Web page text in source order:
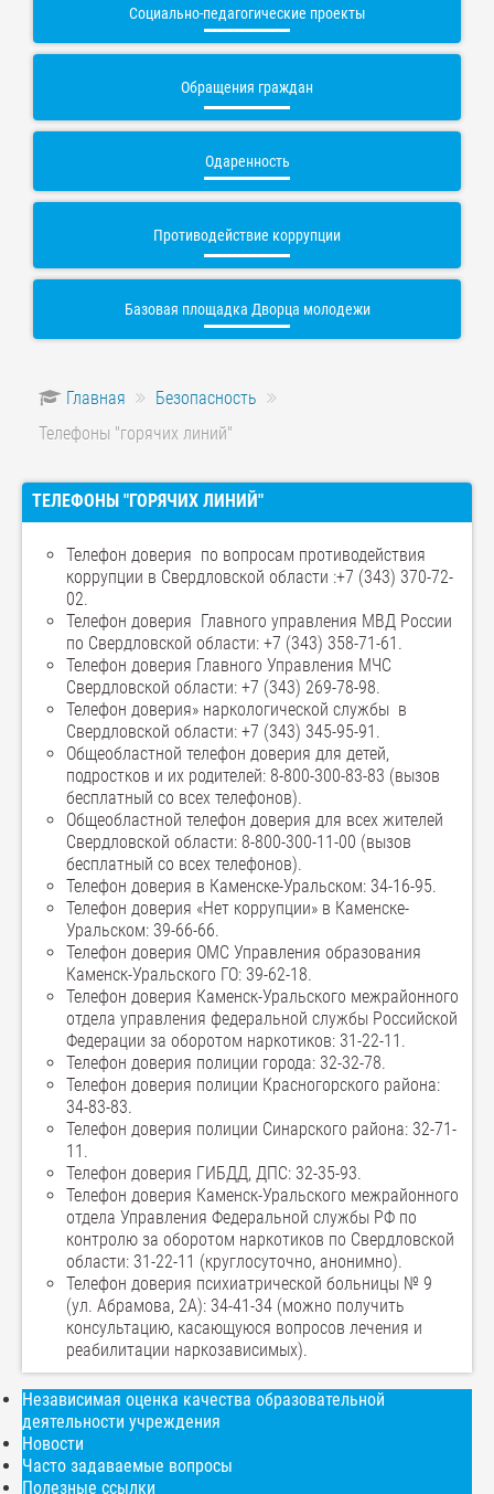
Социально-педагогические проекты
Обращения граждан
Одаренность
Противодействие коррупции
Базовая площадка Дворца молодежи
Главная
Безопасность
Телефоны "горячих линий"
ТЕЛЕФОНЫ "ГОРЯЧИХ ЛИНИЙ"
Телефон доверия по вопросам противодействия
коррупции в Свердловской области :+7 (343) 370-72-
02.
Телефон доверия Главного управления МВД России
по Свердловской области: +7 (343) 358-71-61.
Телефон доверия Главного Управления МЧС
Свердловской области: +7 (343) 269-78-98.
Телефон доверия» наркологической службы в
Свердловской области: +7 (343) 345-95-91.
Общеобластной телефон доверия для детей,
подростков и их родителей: 8-800-300-83-83 (вызов
бесплатный со всех телефонов).
Общеобластной телефон доверия для всех жителей
Свердловской области: 8-800-300-11-00 (вызов
бесплатный со всех телефонов).
Телефон доверия в Каменске-Уральском: 34-16-95.
Телефон доверия «Нет коррупции» в Каменске-
Уральском: 39-66-66.
Телефон доверия ОМС Управления образования
Каменск-Уральского ГО: 39-62-18.
Телефон доверия Каменск-Уральского межрайонного
отдела управления федеральной службы Российской
Федерации за оборотом наркотиков: 31-22-11.
Телефон доверия полиции города: 32-32-78.
Телефон доверия полиции Красногорского района:
34-83-83.
Телефон доверия полиции Синарского района: 32-71-
11.
Телефон доверия ГИБДД, ДПС: 32-35-93.
Телефон доверия Каменск-Уральского межрайонного
отдела Управления Федеральной службы РФ по
контролю за оборотом наркотиков по Свердловской
области: 31-22-11 (круглосуточно, анонимно).
Телефон доверия психиатрической больницы № 9
(ул. Абрамова, 2А): 34-41-34 (можно получить
консультацию, касающуюся вопросов лечения и
реабилитации наркозависимых).
Независимая оценка качества образовательной
деятельности учреждения
Новости
Часто задаваемые вопросы
Полезные ссылки